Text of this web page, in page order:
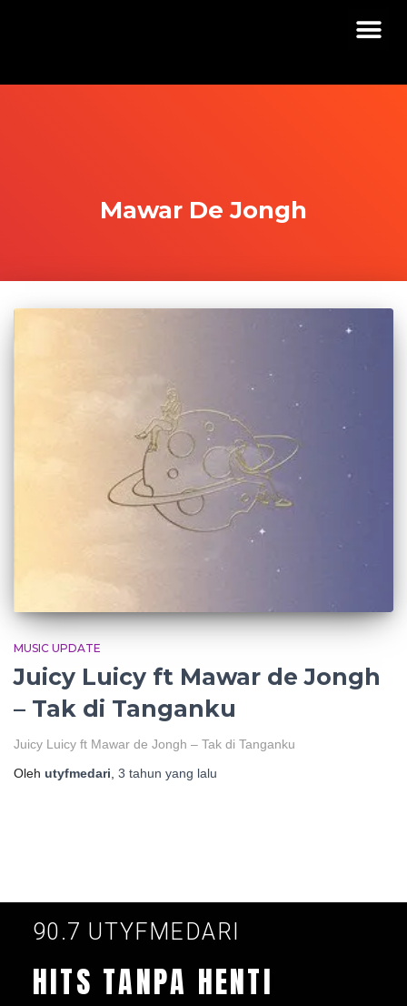
Mawar De Jongh
MUSIC UPDATE
Juicy Luicy ft Mawar de Jongh
– Tak di Tanganku
Juicy Luicy ft Mawar de Jongh – Tak di Tanganku
Oleh utyfmedari, 3 tahun yang lalu
90.7 UTYFMEDARI
HITS TANPA HENTI